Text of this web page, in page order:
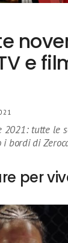
e
2021: tutte le
bordi di
per